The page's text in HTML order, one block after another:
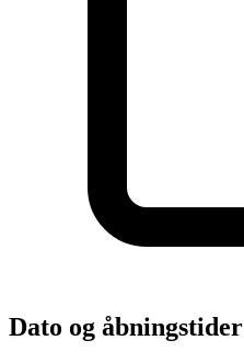
Dato og åbningstider